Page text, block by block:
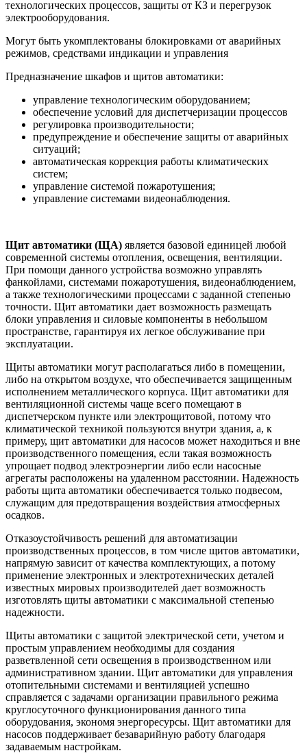
технологических процессов, защиты от КЗ и перегрузок
электрооборудования.
Могут быть укомплектованы блокировками от аварийных
режимов, средствами индикации и управления
Предназначение шкафов и щитов автоматики:
управление технологическим оборудованием;
обеспечение условий для диспетчеризации процессов
регулировка производительности;
предупреждение и обеспечение защиты от аварийных
ситуаций;
автоматическая коррекция работы климатических
систем;
управление системой пожаротушения;
управление системами видеонаблюдения.
Щит автоматики (ЩА) является базовой единицей любой
современной системы отопления, освещения, вентиляции.
При помощи данного устройства возможно управлять
фанкойлами, системами пожаротушения, видеонаблюдением,
а также технологическими процессами с заданной степенью
точности. Щит автоматики дает возможность размещать
блоки управления и силовые компоненты в небольшом
пространстве, гарантируя их легкое обслуживание при
эксплуатации.
Щиты автоматики могут располагаться либо в помещении,
либо на открытом воздухе, что обеспечивается защищенным
исполнением металлического корпуса. Щит автоматики для
вентиляционной системы чаще всего помещают в
диспетчерском пункте или электрощитовой, потому что
климатической техникой пользуются внутри здания, а, к
примеру, щит автоматики для насосов может находиться и вне
производственного помещения, если такая возможность
упрощает подвод электроэнергии либо если насосные
агрегаты расположены на удаленном расстоянии. Надежность
работы щита автоматики обеспечивается только подвесом,
служащим для предотвращения воздействия атмосферных
осадков.
Отказоустойчивость решений для автоматизации
производственных процессов, в том числе щитов автоматики,
напрямую зависит от качества комплектующих, а потому
применение электронных и электротехнических деталей
известных мировых производителей дает возможность
изготовлять щиты автоматики с максимальной степенью
надежности.
Щиты автоматики с защитой электрической сети, учетом и
простым управлением необходимы для создания
разветвленной сети освещения в производственном или
административном здании. Щит автоматики для управления
отопительными системами и вентиляцией успешно
справляется с задачами организации правильного режима
круглосуточного функционирования данного типа
оборудования, экономя энергоресурсы. Щит автоматики для
насосов поддерживает безаварийную работу благодаря
задаваемым настройкам.